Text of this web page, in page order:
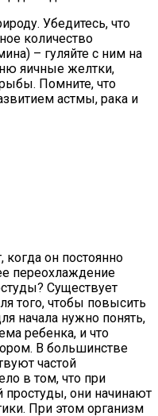
Убедитесь, что
количество
– гуляйте с ним на
яичные желтки,
Помните, что
астмы, рака и
когда он постоянно
переохлаждение
Существует
того, чтобы повысить
начала нужно понять,
ребенка, и что
В большинстве
частой
в том, что при
они начинают
При этом организм